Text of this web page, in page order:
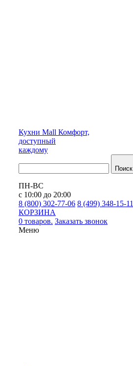
Кухни Mall Комфорт,
доступный
каждому
Поиск
ПН-ВС
с 10:00 до 20:00
8 (800) 302-77-06 8 (499) 348-15-11
КОРЗИНА
0 товаров. Заказать звонок
Меню